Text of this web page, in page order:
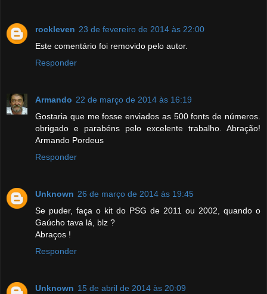
rockleven 23 de fevereiro de 2014 às 22:00
Este comentário foi removido pelo autor.
Responder
Armando 22 de março de 2014 às 16:19
Gostaria que me fosse enviados as 500 fonts de números.
obrigado e parabéns pelo excelente trabalho. Abração!
Armando Pordeus
Responder
Unknown 26 de março de 2014 às 19:45
Se puder, faça o kit do PSG de 2011 ou 2002, quando o
Gaúcho tava lá, blz ?
Abraços !
Responder
Unknown 15 de abril de 2014 às 20:09